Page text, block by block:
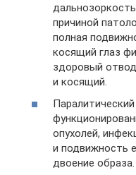
причиной
полная
косящий глаз
здоровый
и косящий.
опухолей,
и подвижность
двоение образа.